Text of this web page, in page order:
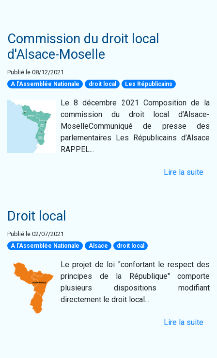
Commission du droit local
d'Alsace-Moselle
Publié le 08/12/2021
A l'Assemblée Nationale droit local Les Républicains
Le 8 décembre 2021 Composition de la
commission du droit local d’Alsace-
MoselleCommuniqué de presse des
parlementaires Les Républicains d’Alsace
RAPPEL...
Lire la suite
Droit local
Publié le 02/07/2021
A l'Assemblée Nationale Alsace droit local
Le projet de loi "confortant le respect des
principes de la République" comporte
plusieurs dispositions modifiant
directement le droit local...
Lire la suite